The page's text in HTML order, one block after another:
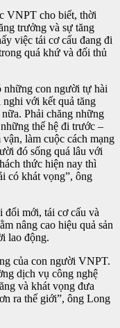
VNPT cho biết, thời
trưởng và sự tăng
việc tái cơ cấu đang đi
quá khứ và đối thủ
những con người tự hài
với kết quả tăng
Phải chăng những
thế hệ đi trước –
làm cuộc cách mạng
đó sống quá lâu với
thức hiện nay thì
có khát vọng”, ông
mới, tái cơ cấu và
nâng cao hiệu quả sản
lao động.
của con người VNPT.
dịch vụ công nghệ
và khát vọng đưa
ra thế giới”, ông Long